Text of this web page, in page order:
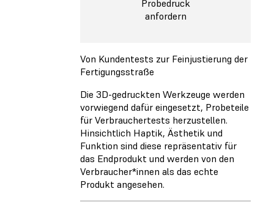
Probedruck
anfordern
Von Kundentests zur Feinjustierung der
Fertigungsstraße
Die 3D-gedruckten Werkzeuge werden
vorwiegend dafür eingesetzt, Probeteile
für Verbrauchertests herzustellen.
Hinsichtlich Haptik, Ästhetik und
Funktion sind diese repräsentativ für
das Endprodukt und werden von den
Verbraucher*innen als das echte
Produkt angesehen.